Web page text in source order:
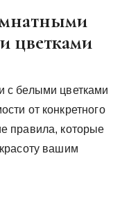
цветками
с белыми цветками
от конкретного
правила, которые
вашим